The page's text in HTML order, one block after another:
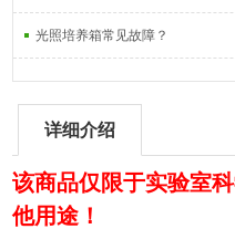
光照培养箱常见故障？
详细介绍
该商品仅限于实验室
他用途！